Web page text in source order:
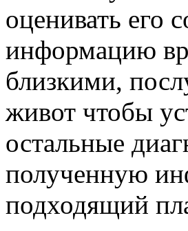
оценивать его
информацию
близкими,
живот чтобы
остальные
полученную
подходящий